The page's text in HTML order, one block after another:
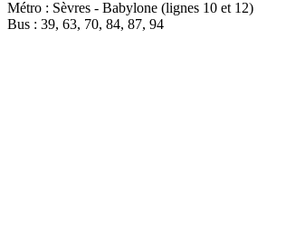
Métro : Sèvres - Babylone (lignes 10 et 12)
Bus : 39, 63, 70, 84, 87, 94